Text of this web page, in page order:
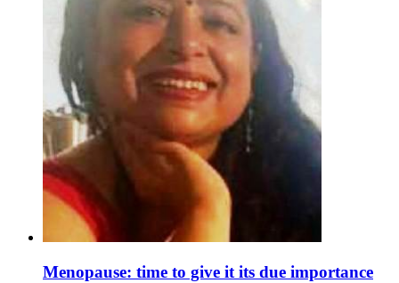
Menopause: time to give it its due importance